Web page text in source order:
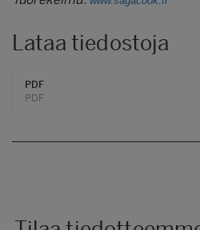
Lataa tiedostoja
PDF
PDF